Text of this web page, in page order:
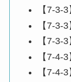
【7-3-
【7-3-
【7-3-
【7-4-
【7-4-